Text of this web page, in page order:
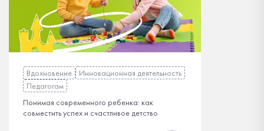
Вдохновение
Инновационная деятельность
Педагогам
Понимая современного ребенка: как
совместить успех и счастливое детство